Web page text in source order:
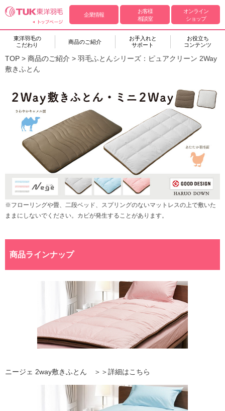
企業情報
お客様
相談室
オンライン
ショップ
東洋羽毛の
こだわり
商品のご紹介
お手入れと
サポート
お役立ち
コンテンツ
TOP > 商品のご紹介 > 羽毛ふとんシリーズ：ピュアクリーン 2Way
敷きふとん
※フローリングや畳、二段ベッド、スプリングのないマットレスの上で敷いた
ままにしないでください。カビが発生することがあります。
商品ラインナップ
ニージェ 2way敷きふとん ＞＞詳細はこちら